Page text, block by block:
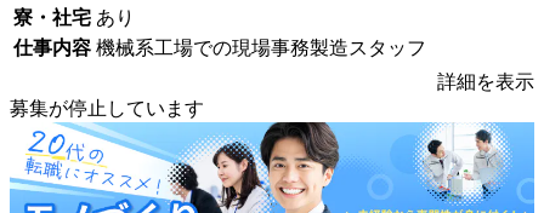
寮・社宅 あり
仕事内容 機械系工場での現場事務製造スタッフ
詳細を表示
募集が停止しています